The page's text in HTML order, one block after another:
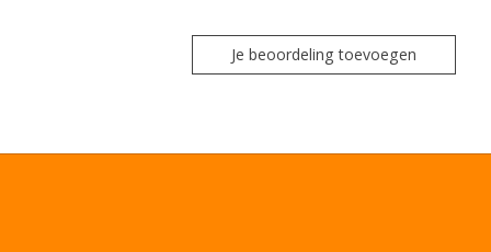
Je beoordeling toevoegen